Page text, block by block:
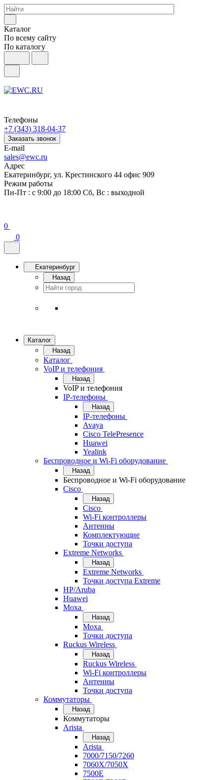
Каталог
По всему сайту
По каталогу
Телефоны
+7 (343) 318-04-37
Заказать звонок
E-mail
sales@ewc.ru
Адрес
Екатеринбург, ул. Крестинского 44 офис 909
Режим работы
Пн-Пт : с 9:00 до 18:00 Сб, Вс : выходной
0
0
Екатеринбург
Назад
Каталог
Назад
Каталог
VoIP и телефония
Назад
VoIP и телефония
IP-телефоны
Назад
IP-телефоны
Avaya
Cisco TelePresence
Huawei
Yealink
Беспроводное и Wi-Fi оборудование
Назад
Беспроводное и Wi-Fi оборудование
Cisco
Назад
Cisco
Wi-Fi контроллеры
Антенны
Комплектующие
Точки доступа
Extreme Networks
Назад
Extreme Networks
Точки доступа Extreme
HP/Aruba
Huawei
Moxa
Назад
Moxa
Точки доступа
Ruckus Wireless
Назад
Ruckus Wireless
Wi-Fi контроллеры
Антенны
Точки доступа
Коммутаторы
Назад
Коммутаторы
Arista
Назад
Arista
7000/7150/7260
7060X/7050X
7500E